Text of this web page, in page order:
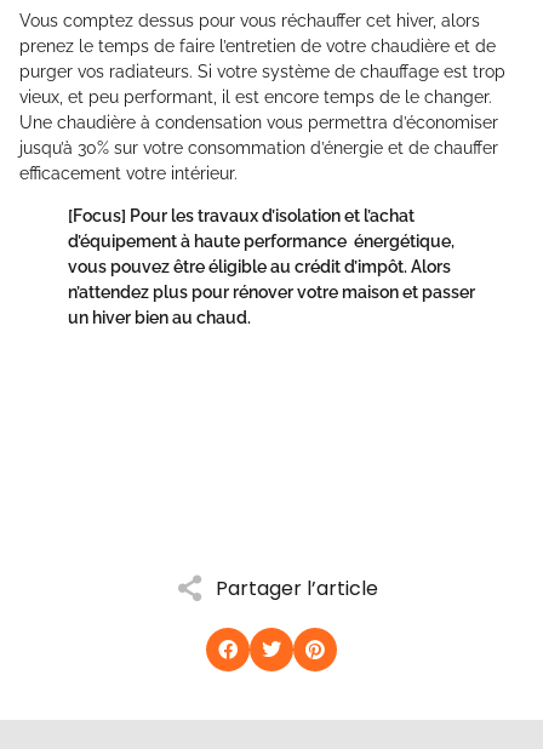
Partager l’article
Vous comptez dessus pour vous réchauffer cet hiver, alors
prenez le temps de faire l’entretien de votre chaudière et de
purger vos radiateurs. Si votre système de chauffage est trop
vieux, et peu performant, il est encore temps de le changer.
Une chaudière à condensation vous permettra d’économiser
jusqu’à 30% sur votre consommation d’énergie et de chauffer
efficacement votre intérieur.
[Focus] Pour les travaux d’isolation et l’achat
d’équipement à haute performance énergétique,
vous pouvez être éligible au crédit d’impôt. Alors
n’attendez plus pour rénover votre maison et passer
un hiver bien au chaud.